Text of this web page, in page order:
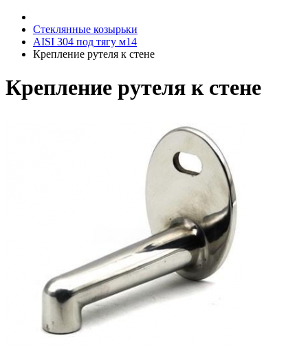
Стеклянные козырьки
AISI 304 под тягу м14
Крепление рутеля к стене
Крепление рутеля к стене